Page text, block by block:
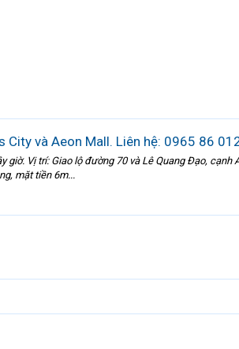
City và Aeon Mall. Liên hệ: 0965 86
Vị trí: Giao lộ đường 70 và Lê Quang Đạo, cạnh
mặt tiền 6m...